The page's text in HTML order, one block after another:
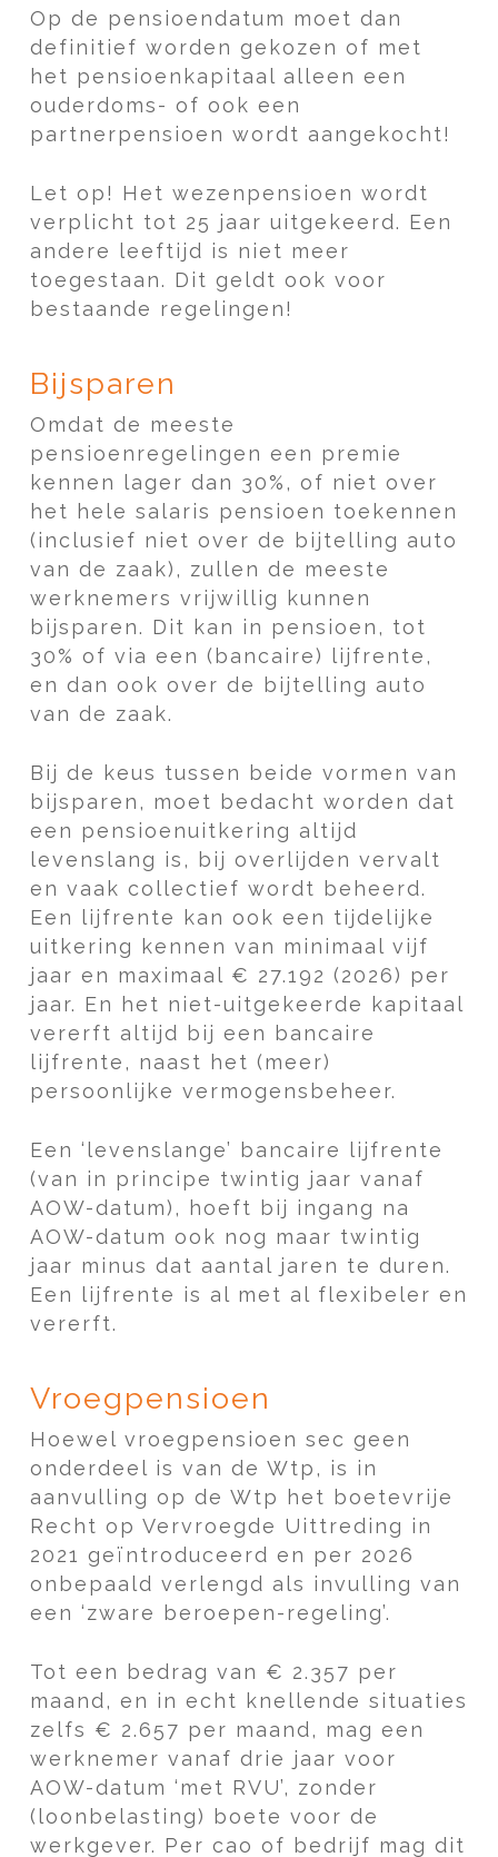
Op de pensioendatum moet dan
definitief worden gekozen of met
het pensioenkapitaal alleen een
ouderdoms- of ook een
partnerpensioen wordt aangekocht!
Let op! Het wezenpensioen wordt
verplicht tot 25 jaar uitgekeerd. Een
andere leeftijd is niet meer
toegestaan. Dit geldt ook voor
bestaande regelingen!
Bijsparen
Omdat de meeste
pensioenregelingen een premie
kennen lager dan 30%, of niet over
het hele salaris pensioen toekennen
(inclusief niet over de bijtelling auto
van de zaak), zullen de meeste
werknemers vrijwillig kunnen
bijsparen. Dit kan in pensioen, tot
30% of via een (bancaire) lijfrente,
en dan ook over de bijtelling auto
van de zaak.
Bij de keus tussen beide vormen van
bijsparen, moet bedacht worden dat
een pensioenuitkering altijd
levenslang is, bij overlijden vervalt
en vaak collectief wordt beheerd.
Een lijfrente kan ook een tijdelijke
uitkering kennen van minimaal vijf
jaar en maximaal € 27.192 (2026) per
jaar. En het niet-uitgekeerde kapitaal
vererft altijd bij een bancaire
lijfrente, naast het (meer)
persoonlijke vermogensbeheer.
Een ‘levenslange’ bancaire lijfrente
(van in principe twintig jaar vanaf
AOW-datum), hoeft bij ingang na
AOW-datum ook nog maar twintig
jaar minus dat aantal jaren te duren.
Een lijfrente is al met al flexibeler en
vererft.
Vroegpensioen
Hoewel vroegpensioen sec geen
onderdeel is van de Wtp, is in
aanvulling op de Wtp het boetevrije
Recht op Vervroegde Uittreding in
2021 geïntroduceerd en per 2026
onbepaald verlengd als invulling van
een ‘zware beroepen-regeling’.
Tot een bedrag van € 2.357 per
maand, en in echt knellende situaties
zelfs € 2.657 per maand, mag een
werknemer vanaf drie jaar voor
AOW-datum ‘met RVU’, zonder
(loonbelasting) boete voor de
werkgever. Per cao of bedrijf mag dit